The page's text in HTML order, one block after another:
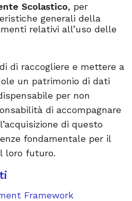
Scolastico, per
generali della
relativi all’uso delle
di raccogliere e mettere a
un patrimonio di dati
per non
di accompagnare
di questo
fondamentale per il
loro futuro.
Framework